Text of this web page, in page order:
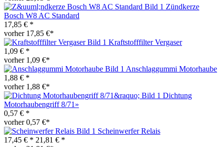
Zündkerze
Bosch W8 AC Standard
17,85 € *
vorher 17,85 €*
Kraftstofffilter Vergaser
1,09 € *
vorher 1,09 €*
Anschlaggummi Motorhaube
1,88 € *
vorher 1,88 €*
Dichtung
Motorhaubengriff 8/71»
0,57 € *
vorher 0,57 €*
Scheinwerfer Relais
17,45 € * 21,81 € *